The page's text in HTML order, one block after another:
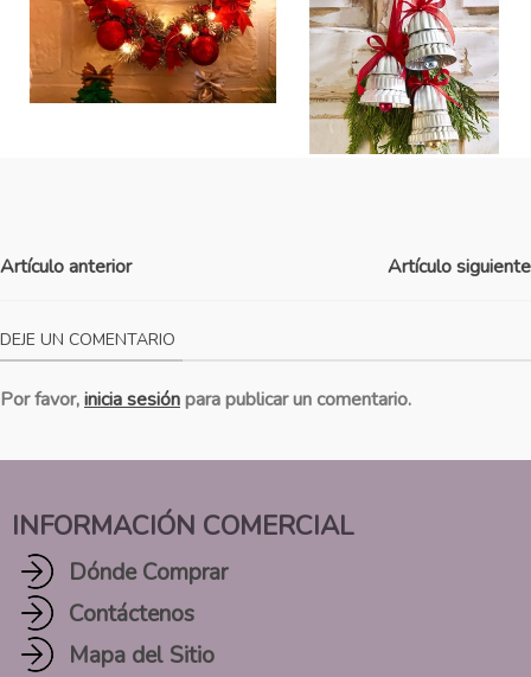
Artículo anterior Artículo siguiente
DEJE UN COMENTARIO
Por favor,inicia sesiónpara publicar un comentario.
INFORMACIÓN COMERCIAL
Dónde Comprar
Contáctenos
Mapa del Sitio